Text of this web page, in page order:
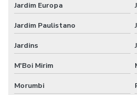
DOMOTICA
AUTOMAÇÃO
PARA
ENERGIA
AUTOMAÇÃO
Jardim Europa
Jardim Paulistano
Jardins
M'Boi Mirim
Morumbi